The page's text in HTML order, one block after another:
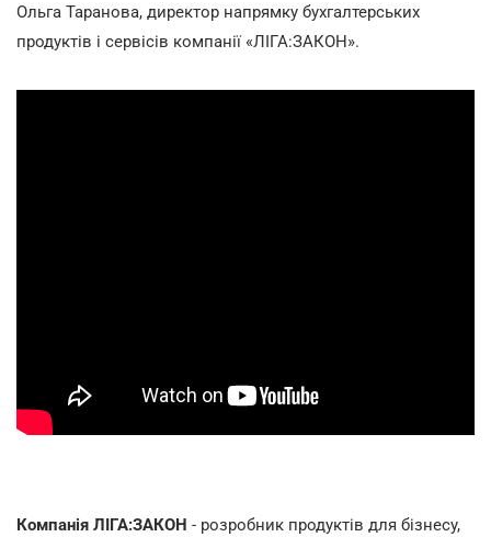
Ольга Таранова, директор напрямку бухгалтерських
продуктів і сервісів компанії «ЛІГА:ЗАКОН».
Компанія ЛІГА:ЗАКОН - розробник продуктів для бізнесу,